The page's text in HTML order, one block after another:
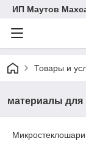
ИП Маутов
Товары и
материалы для